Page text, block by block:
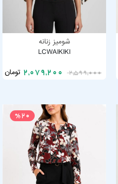
شومیز زنانه
LCWAIKIKI
2,599,000 تومان
%20